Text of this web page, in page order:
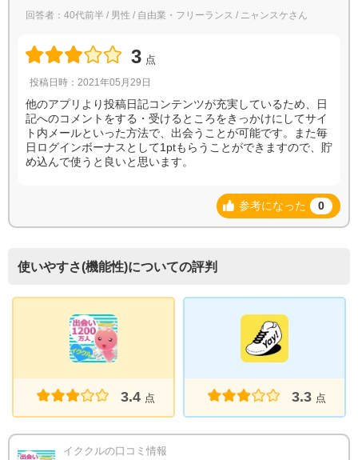
回答者：40代前半 / 男性 / 自由業・フリーランス / ニャンスケさん
3 点
投稿日時：2021年05月29日
他のアプリより投稿日記コンテンツが充実しているため、日
記へのコメントをする・受けるところをきっかけにしてサイ
ト内メールといった方法で、出会うことが可能です。また毎
日ログインボーナスとして1ptもらうことができますので、貯
め込んで使うと良いと思います。
参考になった 0
使いやすさ(機能性)についての評判
3.4 点 3.3 点
イククルの口コミ情報